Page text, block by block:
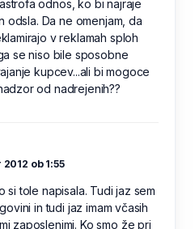
odnos, ko bi najraje
odsla. Da ne omenjam, da
v reklamah sploh
se niso bile sposobne
kupcev...ali bi mogoce
od nadrejenih??
2012 ob 1:55
si tole napisala. Tudi jaz sem
in tudi jaz imam včasih
zaposlenimi. Ko smo že pri